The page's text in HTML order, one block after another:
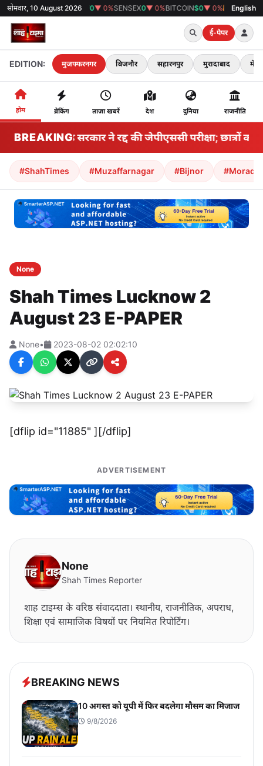
सोमवार, 10 August 2026
GOLD₹0▼ 0%SENSEX0▼ 0%BITCOIN$0▼ 0% 38°Cमुजफ्फरनगरEnglish
ई-पेपर
EDITION: मुजफ्फरनगर बिजनौर सहारनपुर मुरादाबाद मेरठ
होम ब्रेकिंग ताज़ा खबरें देश दुनिया राजनीति
BREAKING
झारखंड सरकार ने रद्द की जेपीएससी परीक्षा; छात्रों
#ShahTimes #Muzaffarnagar #Bijnor
None
Shah Times Lucknow 2
August 23 E-PAPER
None• 2023-08-02 02:02:10
[dflip id="11885" ][/dflip]
ADVERTISEMENT
None
Shah Times Reporter
शाह टाइम्स के वरिष्ठ संवाददाता। स्थानीय, राजनीतिक, अपराध,
शिक्षा एवं सामाजिक विषयों पर नियमित रिपोर्टिंग।
BREAKING NEWS
10 अगस्त को यूपी में फिर बदलेगा मौसम का मिजाज
9/8/2026